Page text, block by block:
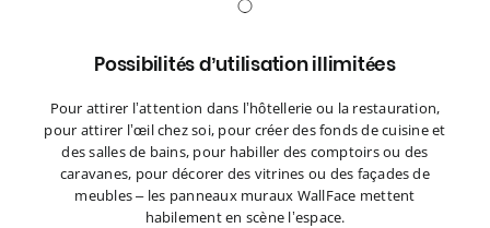
Possibilités d’utilisation illimitées
Pour attirer l’attention dans l’hôtellerie ou la restauration,
pour attirer l’œil chez soi, pour créer des fonds de cuisine et
des salles de bains, pour habiller des comptoirs ou des
caravanes, pour décorer des vitrines ou des façades de
meubles – les panneaux muraux WallFace mettent
habilement en scène l’espace.